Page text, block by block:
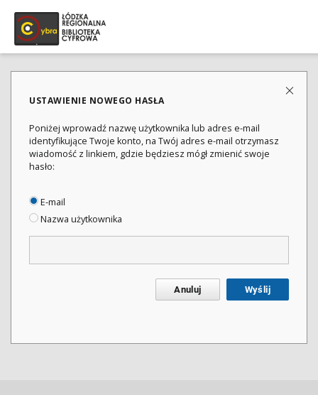
USTAWIENIE NOWEGO HASŁA
Poniżej wprowadź nazwę użytkownika lub adres e-mail
identyfikujące Twoje konto, na Twój adres e-mail otrzymasz
wiadomość z linkiem, gdzie będziesz mógł zmienić swoje
hasło:
E-mail
Nazwa użytkownika
Anuluj Wyślij